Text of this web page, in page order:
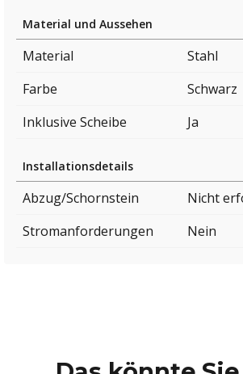
Material und Aussehen
Material
Stahl
Farbe
Schwarz
Inklusive Scheibe
Ja
Installationsdetails
Abzug/Schornstein
Nicht
Stromanforderungen
Nein